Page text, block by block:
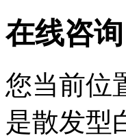
在线咨询
您当前位
是散发型